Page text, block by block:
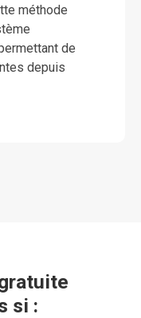
méthode
de
depuis
si :